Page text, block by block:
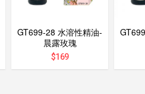
GT699-28 水溶性精油-
晨露玫瑰
$169